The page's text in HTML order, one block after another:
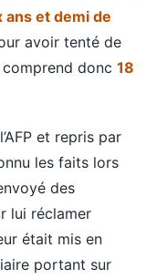
ans et demi de
avoir tenté de
comprend donc 18
et repris par
les faits lors
des
lui réclamer
était mis en
portant sur